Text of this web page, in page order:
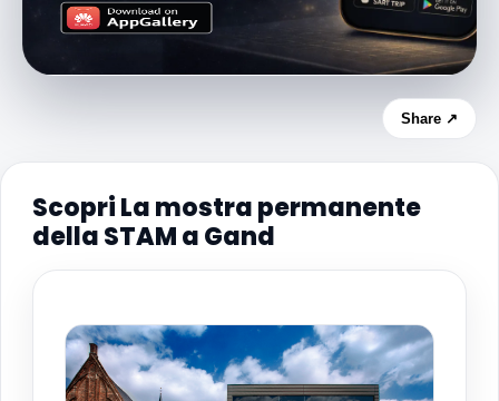
Share ↗
Scopri La mostra permanente
della STAM a Gand